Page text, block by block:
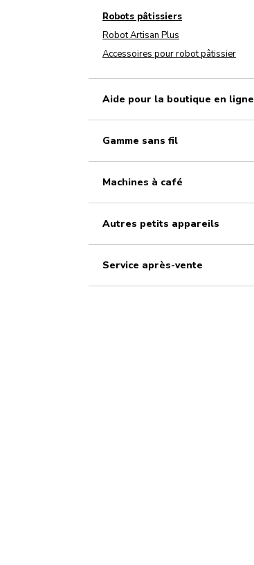
Robots pâtissiers
Robot Artisan Plus
Accessoires pour robot pâtissier
Aide pour la boutique en ligne
Gamme sans fil
Machines à café
Autres petits appareils
Service après-vente